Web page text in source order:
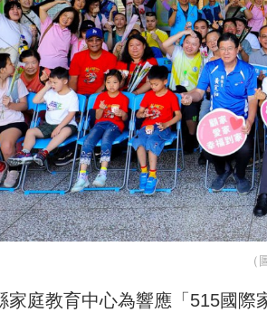
（
家庭教育中心為響應「515國